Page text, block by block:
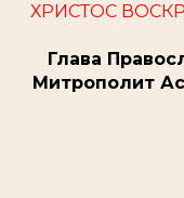
ХРИСТОС
Глава
Митрополит